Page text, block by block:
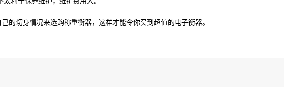
的切身情况来选购称重衡器，这样才能令你买到超值的电子衡器。